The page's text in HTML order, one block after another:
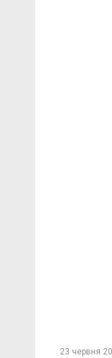
23 червня